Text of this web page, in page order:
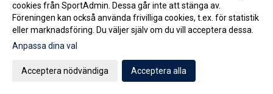
Virtuellt inträde 2020 2020-04-16 12:01
NYHET! Digitala Bingolotter! 2020-04-08 11:54
Kansliet Påskstängt
Uppdatering gällande träningar och träningsmatcher
Påskbingo!
cookies från SportAdmin. Dessa går inte att stänga av.
Föreningen kan också använda frivilliga cookies, t.ex. för statistik
eller marknadsföring. Du väljer själv om du vill acceptera dessa.
Anpassa dina val
Acceptera nödvändiga Acceptera alla